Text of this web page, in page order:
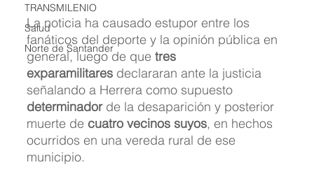
TRANSMILENIO
Salud
Norte de Santander
La noticia ha causado estupor entre los
fanáticos del deporte y la opinión pública en
general, luego de que tres
exparamilitares declararan ante la justicia
señalando a Herrera como supuesto
determinador de la desaparición y posterior
muerte de cuatro vecinos suyos, en hechos
ocurridos en una vereda rural de ese
municipio.